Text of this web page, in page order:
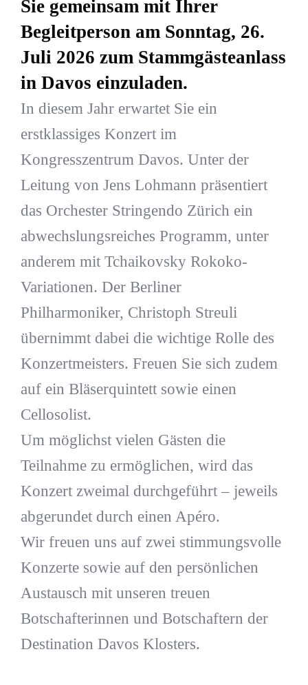
Sie gemeinsam mit Ihrer
Begleitperson am Sonntag, 26.
Juli 2026 zum Stammgästeanlass
in Davos einzuladen.
In diesem Jahr erwartet Sie ein
erstklassiges Konzert im
Kongresszentrum Davos. Unter der
Leitung von Jens Lohmann präsentiert
das Orchester Stringendo Zürich ein
abwechslungsreiches Programm, unter
anderem mit Tchaikovsky Rokoko-
Variationen. Der Berliner
Philharmoniker, Christoph Streuli
übernimmt dabei die wichtige Rolle des
Konzertmeisters. Freuen Sie sich zudem
auf ein Bläserquintett sowie einen
Cellosolist.
Um möglichst vielen Gästen die
Teilnahme zu ermöglichen, wird das
Konzert zweimal durchgeführt – jeweils
abgerundet durch einen Apéro.
Wir freuen uns auf zwei stimmungsvolle
Konzerte sowie auf den persönlichen
Austausch mit unseren treuen
Botschafterinnen und Botschaftern der
Destination Davos Klosters.